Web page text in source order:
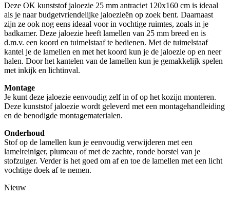
Deze OK kunststof jaloezie 25 mm antraciet 120x160 cm is ideaal
als je naar budgetvriendelijke jaloezieën op zoek bent. Daarnaast
zijn ze ook nog eens ideaal voor in vochtige ruimtes, zoals in je
badkamer. Deze jaloezie heeft lamellen van 25 mm breed en is
d.m.v. een koord en tuimelstaaf te bedienen. Met de tuimelstaaf
kantel je de lamellen en met het koord kun je de jaloezie op en neer
halen. Door het kantelen van de lamellen kun je gemakkelijk spelen
met inkijk en lichtinval.
Montage
Je kunt deze jaloezie eenvoudig zelf in of op het kozijn monteren.
Deze kunststof jaloezie wordt geleverd met een montagehandleiding
en de benodigde montagematerialen.
Onderhoud
Stof op de lamellen kun je eenvoudig verwijderen met een
lamelreiniger, plumeau of met de zachte, ronde borstel van je
stofzuiger. Verder is het goed om af en toe de lamellen met een licht
vochtige doek af te nemen.
Nieuw